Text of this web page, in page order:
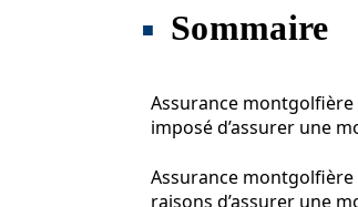
Sommaire
Assurance
imposé d’assurer une
Assurance montgolfière
raisons d’assurer une